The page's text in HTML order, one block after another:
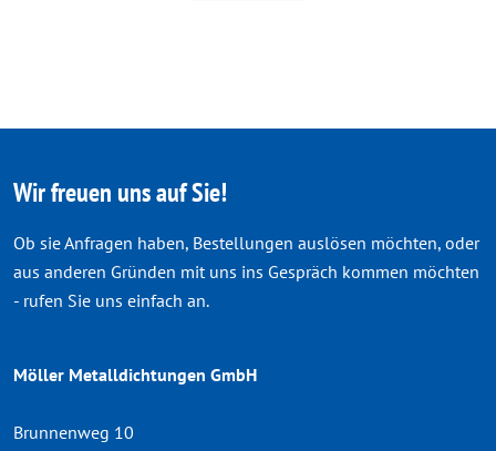
Wir freuen uns auf Sie!
Ob sie Anfragen haben, Bestellungen auslösen möchten, oder
aus anderen Gründen mit uns ins Gespräch kommen möchten
- rufen Sie uns einfach an.
Möller Metalldichtungen GmbH
Brunnenweg 10